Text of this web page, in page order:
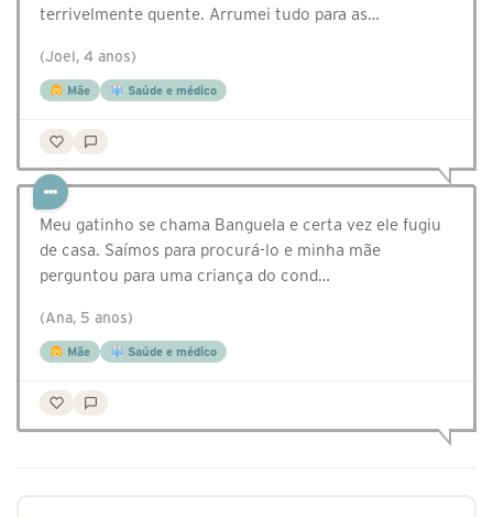
terrivelmente quente. Arrumei tudo para as…
(Joel, 4 anos)
Mãe Saúde e médico
Meu gatinho se chama Banguela e certa vez ele fugiu
de casa. Saímos para procurá-lo e minha mãe
perguntou para uma criança do cond…
(Ana, 5 anos)
Mãe Saúde e médico